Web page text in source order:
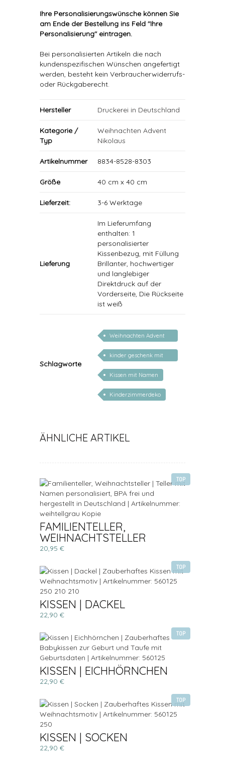
Ihre Personalisierungswünsche können Sie
am Ende der Bestellung ins Feld "Ihre
Personalisierung" eintragen.
Bei personalisierten Artikeln die nach
kundenspezifischen Wünschen angefertigt
werden, besteht kein Verbraucherwiderrufs-
oder Rückgaberecht.
Hersteller Druckerei in Deutschland
Kategorie /
Typ
Weihnachten Advent
Nikolaus
Artikelnummer 8834-8528-8303
Größe 40 cm x 40 cm
Lieferzeit: 3-6 Werktage
Lieferung
Im Lieferumfang
enthalten: 1
personalisierter
Kissenbezug, mit Füllung
Brillanter, hochwertiger
und langlebiger
Direktdruck auf der
Vorderseite, Die Rückseite
ist weiß
Schlagworte
Weihnachten Advent
Nikolaus
kinder geschenk mit
namen
Kissen mit Namen
Kinderzimmerdeko
ÄHNLICHE ARTIKEL
TOP
FAMILIENTELLER,
WEIHNACHTSTELLER
20,95 €
TOP
KISSEN | DACKEL
22,90 €
TOP
KISSEN | EICHHÖRNCHEN
22,90 €
TOP
KISSEN | SOCKEN
22,90 €